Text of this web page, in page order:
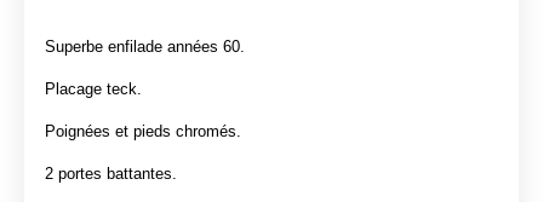
Superbe enfilade années 60.
Placage teck.
Poignées et pieds chromés.
2 portes battantes.